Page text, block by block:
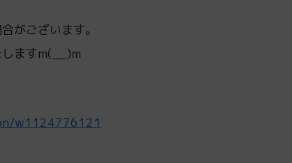
がございます。
ますm(__)m
w1124776121